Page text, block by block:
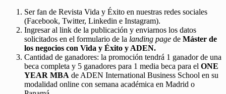
Ser fan de Revista Vida y Éxito en nuestras redes sociales
(Facebook, Twitter, Linkedin e Instagram).
Ingresar al link de la publicación y enviarnos los datos
solicitados en el formulario de la landing page de Máster de
los negocios con Vida y Éxito y ADEN.
Cantidad de ganadores: la promoción tendrá 1 ganador de una
beca completa y 5 ganadores para 1 media beca para el ONE
YEAR MBA de ADEN International Business School en su
modalidad online con semana académica en Madrid o